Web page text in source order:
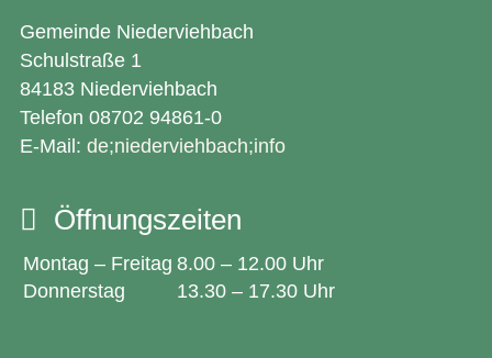
Gemeinde Niederviehbach
Schulstraße 1
84183 Niederviehbach
Telefon 08702 94861-0
E-Mail: de;niederviehbach;info
Öffnungszeiten
Montag – Freitag 8.00 – 12.00 Uhr
Donnerstag
13.30 – 17.30 Uhr